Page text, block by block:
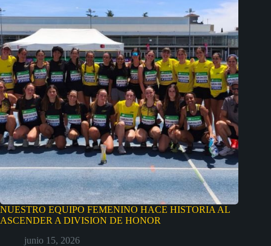
NUESTRO EQUIPO FEMENINO HACE HISTORIA AL
ASCENDER A DIVISION DE HONOR
junio 15, 2026